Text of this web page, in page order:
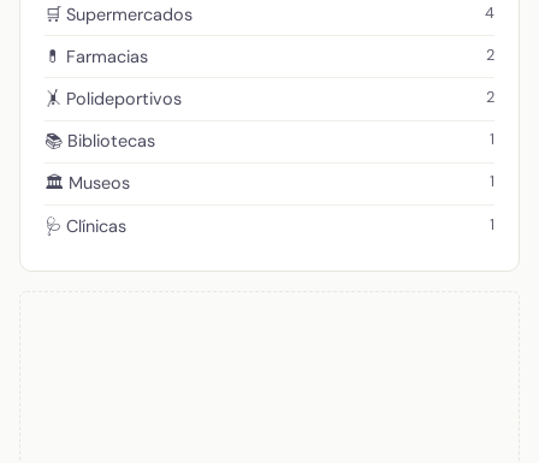
🛒 Supermercados 4
💊 Farmacias 2
🤸 Polideportivos 2
📚 Bibliotecas 1
🏛️ Museos 1
🩺 Clínicas 1